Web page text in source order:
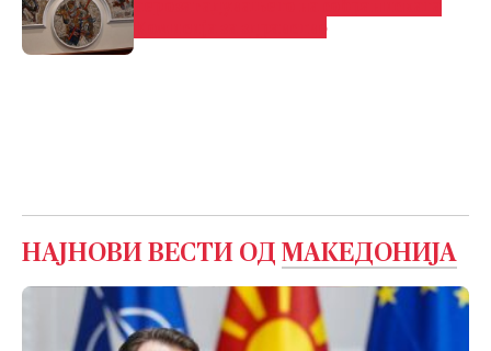
Комисија за здравство
НАЈНОВИ ВЕСТИ ОД МАКЕДОНИЈА